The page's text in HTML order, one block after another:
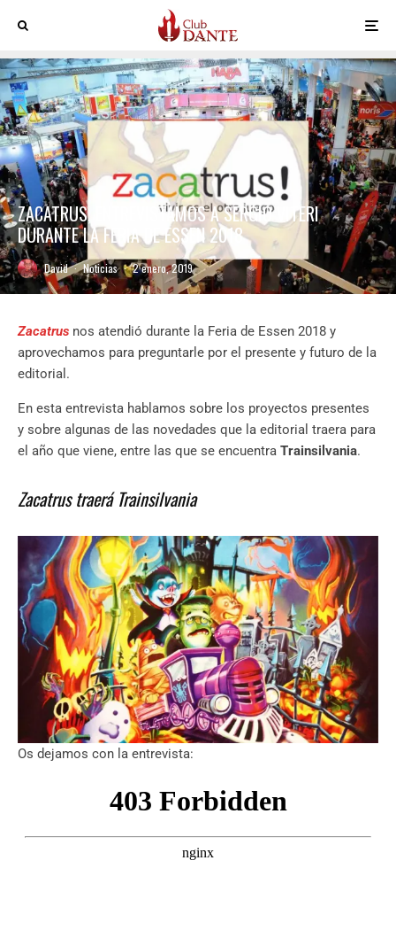
ZACATRUS, ENTREVISTAMOS A SERGIO VITERI
DURANTE LA FERIA DE ESSEN 2018
David · Noticias · 2 enero, 2019
Zacatrus nos atendió durante la Feria de Essen 2018 y
aprovechamos para preguntarle por el presente y futuro de la
editorial.
En esta entrevista hablamos sobre los proyectos presentes
y sobre algunas de las novedades que la editorial traera para
el año que viene, entre las que se encuentra Trainsilvania.
Zacatrus traerá Trainsilvania
Os dejamos con la entrevista: